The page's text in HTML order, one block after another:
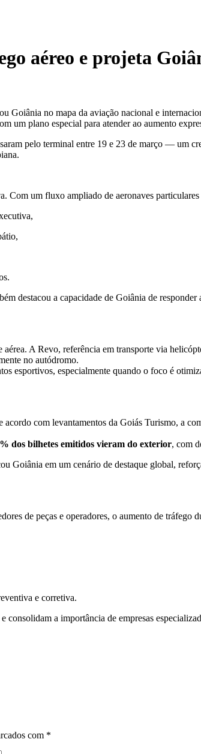
aéreo e projeta
Goiânia no mapa da aviação nacional e
um plano especial para atender ao aumento
pelo terminal entre 19 e 23 de março — um
um fluxo ampliado de aeronaves
destacou a capacidade de Goiânia de
A Revo, referência em transporte via
no autódromo.
esportivos, especialmente quando o foco é
com levantamentos da Goiás Turismo, a
dos bilhetes emitidos vieram do exterior, com
Goiânia em um cenário de destaque global,
de peças e operadores, o aumento de tráfego
e corretiva.
a importância de empresas
com *